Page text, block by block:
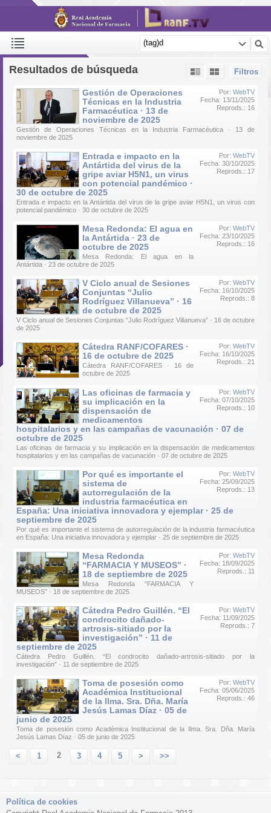
Filtros
Resultados de búsqueda
Por: WebTV
Fecha: 13/11/2025
Reprods.: 16
Gestión de Operaciones
Técnicas en la Industria
Farmacéutica · 13 de
noviembre de 2025
Gestión de Operaciones Técnicas en la Industria Farmacéutica · 13 de
noviembre de 2025
Por: WebTV
Fecha: 30/10/2025
Reprods.: 17
Entrada e impacto en la
Antártida del virus de la
gripe aviar H5N1, un virus
con potencial pandémico ·
30 de octubre de 2025
Entrada e impacto en la Antártida del virus de la gripe aviar H5N1, un virus con
potencial pandémico · 30 de octubre de 2025
Por: WebTV
Fecha: 23/10/2025
Reprods.: 16
Mesa Redonda: El agua en
la Antártida · 23 de
octubre de 2025
Mesa Redonda: El agua en la
Antártida · 23 de octubre de 2025
Por: WebTV
Fecha: 16/10/2025
Reprods.: 8
V Ciclo anual de Sesiones
Conjuntas “Julio
Rodríguez Villanueva” · 16
de octubre de 2025
V Ciclo anual de Sesiones Conjuntas “Julio Rodríguez Villanueva” · 16 de octubre
de 2025
Por: WebTV
Fecha: 16/10/2025
Reprods.: 21
Cátedra RANF/COFARES ·
16 de octubre de 2025
Cátedra RANF/COFARES · 16 de
octubre de 2025
Por: WebTV
Fecha: 07/10/2025
Reprods.: 10
Las oficinas de farmacia y
su implicación en la
dispensación de
medicamentos
hospitalarios y en las campañas de vacunación · 07 de
octubre de 2025
Las oficinas de farmacia y su implicación en la dispensación de medicamentos
hospitalarios y en las campañas de vacunación · 07 de octubre de 2025
Por: WebTV
Fecha: 25/09/2025
Reprods.: 13
Por qué es importante el
sistema de
autorregulación de la
industria farmacéutica en
España: Una iniciativa innovadora y ejemplar · 25 de
septiembre de 2025
Por qué es importante el sistema de autorregulación de la industria farmacéutica
en España: Una iniciativa innovadora y ejemplar · 25 de septiembre de 2025
Por: WebTV
Fecha: 18/09/2025
Reprods.: 11
Mesa Redonda
“FARMACIA Y MUSEOS” ·
18 de septiembre de 2025
Mesa Redonda “FARMACIA Y
MUSEOS” · 18 de septiembre de 2025
Por: WebTV
Fecha: 11/09/2025
Reprods.: 7
Cátedra Pedro Guillén. “El
condrocito dañado-
artrosis-sitiado por la
investigación” · 11 de
septiembre de 2025
Cátedra Pedro Guillén. “El condrocito dañado-artrosis-sitiado por la
investigación” · 11 de septiembre de 2025
Por: WebTV
Fecha: 05/06/2025
Reprods.: 46
Toma de posesión como
Académica Institucional
de la Ilma. Sra. Dña. María
Jesús Lamas Díaz · 05 de
junio de 2025
Toma de posesión como Académica Institucional de la Ilma. Sra. Dña. María
Jesús Lamas Díaz · 05 de junio de 2025
< 1 2 3 4 5 > >>
Política de cookies